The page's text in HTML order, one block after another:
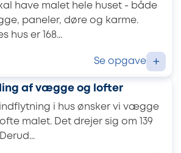
have malet hele huset - både
paneler, døre og karme.
hus er 168...
Se opgave +
af vægge og lofter
indflytning i hus ønsker vi vægge
malet. Det drejer sig om 139